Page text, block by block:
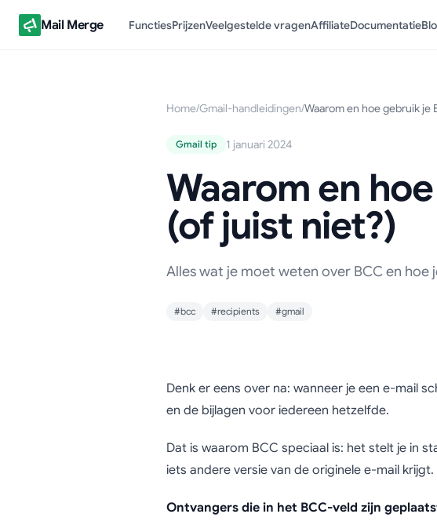
Mail Merge FunctiesPrijzenVeelgestelde vragenAffiliateDocumentatie
Home/Gmail-handleidingen/Waarom en hoe gebruik je
Gmail tip 1 januari 2024
Waarom en
(of juist niet?)
Alles wat je moet weten over BCC en hoe
#bcc #recipients #gmail
Waarom en
Denk er eens over na: wanneer je een e-mail
en de bijlagen voor iedereen hetzelfde.
Dat is waarom BCC speciaal is: het stelt je in
iets andere versie van de originele e-mail krijgt.
Ontvangers die in het BCC-veld zijn